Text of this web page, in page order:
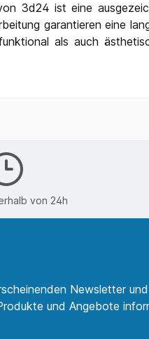
3d24 ist eine
garantieren eine
als auch
von 24h
Newsletter
und Angebote